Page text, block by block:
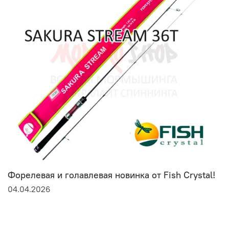
Форелевая и голавлевая новинка от Fish Crystal!
04.04.2026